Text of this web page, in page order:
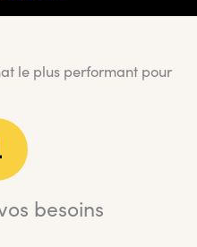
le plus performant pour
besoins